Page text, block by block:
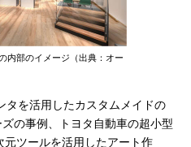
内部のイメージ（出典：オー
を活用したカスタムメイドの
の事例、トヨタ自動車の超小型
元ツールを活用したアート作